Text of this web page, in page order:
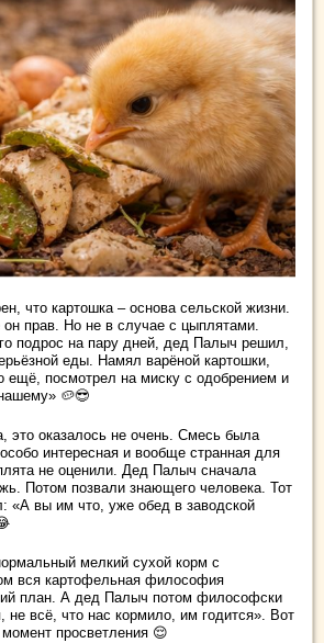
что картошка – основа сельской жизни.
прав. Но не в случае с цыплятами.
подрос на пару дней, дед Палыч решил,
еды. Намял варёной картошки,
ещё, посмотрел на миску с одобрением и
🥔😎
это оказалось не очень. Смесь была
интересная и вообще странная для
не оценили. Дед Палыч сначала
Потом позвали знающего человека. Тот
«А вы им что, уже обед в заводской
мелкий сухой корм с
вся картофельная философия
план. А дед Палыч потом философски
не всё, что нас кормило, им годится». Вот
просветления 😌